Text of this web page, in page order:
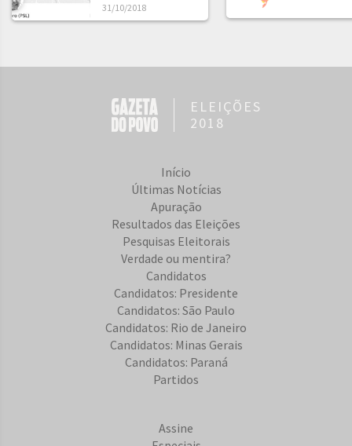
31/10/2018
ELEIÇÕES
2018
Início
Últimas Notícias
Apuração
Resultados das Eleições
Pesquisas Eleitorais
Verdade ou mentira?
Candidatos
Candidatos: Presidente
Candidatos: São Paulo
Candidatos: Rio de Janeiro
Candidatos: Minas Gerais
Candidatos: Paraná
Partidos
Assine